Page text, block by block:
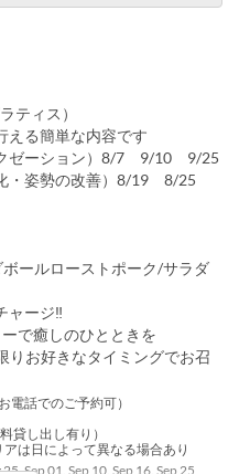
ティス）
える簡単な内容です
クゼーション）8/7 9/10 9/25
・姿勢の改善）8/19 8/25
ールローストポーク/サラダ
ャージ‼
で癒しのひとときを
りお好きなタイミングでお召
電話でのご予約可）
貸し出し有り）
は日によって異なる場合あり
Sep 01, Sep 10, Sep 16, Sep 25